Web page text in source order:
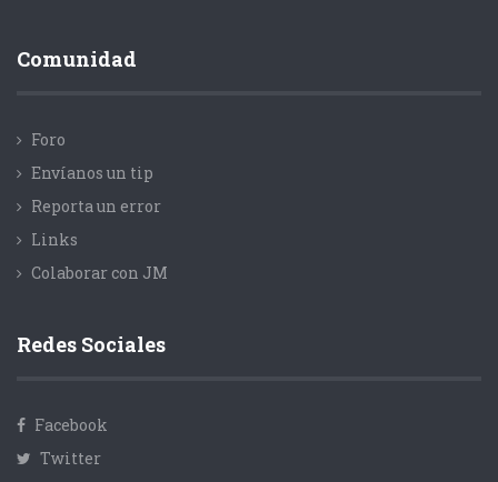
Comunidad
Foro
Envíanos un tip
Reporta un error
Links
Colaborar con JM
Redes Sociales
Facebook
Twitter